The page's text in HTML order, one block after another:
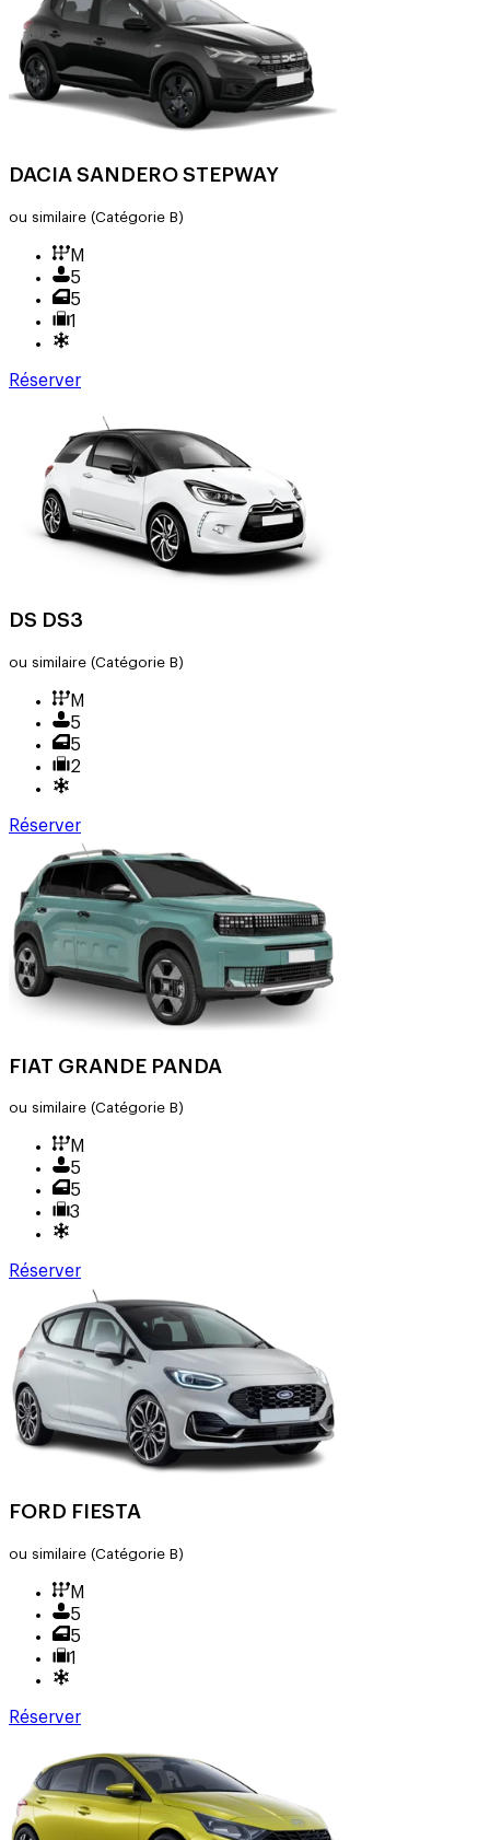
DACIA SANDERO STEPWAY
ou similaire (Catégorie B)
M
5
5
1
Réserver
DS DS3
ou similaire (Catégorie B)
M
5
5
2
Réserver
FIAT GRANDE PANDA
ou similaire (Catégorie B)
M
5
5
3
Réserver
FORD FIESTA
ou similaire (Catégorie B)
M
5
5
1
Réserver